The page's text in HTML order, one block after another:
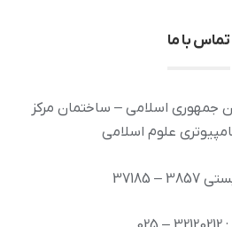
تماس با ما
جمهوری اسلامی – ساختمان مرکز
علوم اسلامی
– 37185